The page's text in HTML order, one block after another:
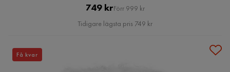
Pris
749 krOriginal
Pris
Förr 999 kr
Tidigare lägsta pris 749 kr
Få kvar